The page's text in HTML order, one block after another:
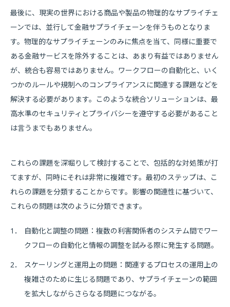
最後に、現実の世界における商品や製品の物理的なサプライチェ
ーンでは、並行して金融サプライチェーンを伴うものとなりま
す。物理的なサプライチェーンのみに焦点を当て、同様に重要で
ある金融サービスを除外することは、あまり有益ではありません
が、統合も容易ではありません。ワークフローの自動化と、いく
つかのルールや規制へのコンプライアンスに関連する課題などを
解決する必要があります。このような統合ソリューションは、最
高水準のセキュリティとプライバシーを遵守する必要があること
は言うまでもありません。
これらの課題を深堀りして検討することで、包括的な対処策が打
てますが、同時にそれは非常に複雑です。最初のステップは、こ
れらの課題を分類することからです。影響の関連性に基づいて、
これらの問題は次のように分類できます。
1．
自動化と調整の問題：複数の利害関係者のシステム間でワー
クフローの自動化と情報の調整を試みる際に発生する問題。
2．
スケーリングと運用上の問題：関連するプロセスの運用上の
複雑さのために生じる問題であり、サプライチェーンの範囲
を拡大しながらさらなる問題につながる。